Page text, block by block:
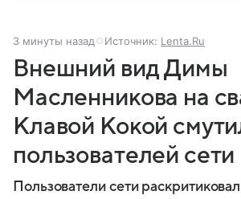
3 минуты назад Источник: Lenta.Ru
Внешний вид Димы
Масленникова на
Клавой Кокой
пользователей сети
Пользователи сети